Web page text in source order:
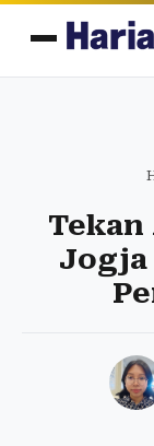
Tekan
Jogja